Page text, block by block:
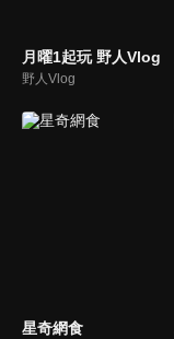
月曜1起玩 野人Vlog
野人Vlog
星奇網食